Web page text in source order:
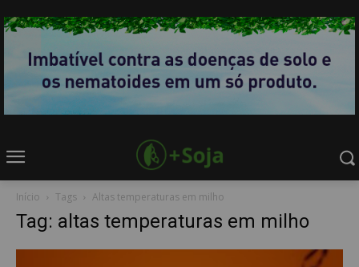
Início Tags Altas temperaturas em milho
Tag: altas temperaturas em milho